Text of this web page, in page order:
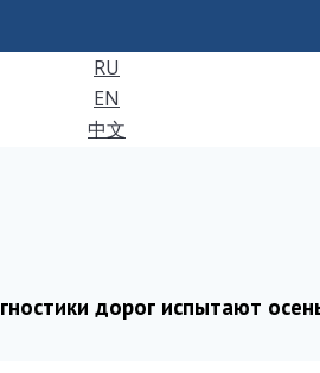
RU
EN
中文
дорог испытают